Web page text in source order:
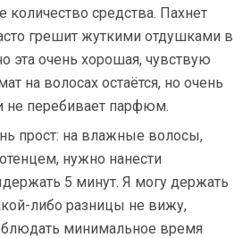
средства. Пахнет
грешит жуткими отдушками в
эта очень хорошая, чувствую
на волосах остаётся, но очень
не перебивает парфюм.
прост: на влажные волосы,
нужно нанести
5 минут. Я могу держать
либо разницы не вижу,
минимальное время